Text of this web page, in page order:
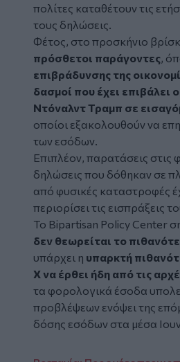
πολίτες καταθέτουν τις
τους δηλώσεις.
Φέτος, στο προσκήνιο
πρόσθετοι παράγοντες,
επιβράδυνσης της
δασμοί που έχει
Ντόναλντ Τραμπ σε
οποίοι εξακολουθούν να
των εσόδων.
Επιπλέον, παρατάσεις στις
δηλώσεις που δόθηκαν σε
από φυσικές καταστροφές
περιορίσει τις εισπράξεις
Το Bipartisan Policy Center
δεν θεωρείται το
υπάρχει η υπαρκτή
Χ να έρθει ήδη από τις
τα φορολογικά έσοδα
προβλέψεων ενόψει της
δόσης εσόδων στα μέσα